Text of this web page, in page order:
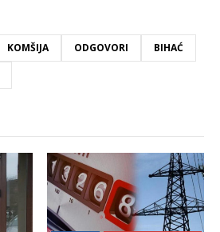
KOMŠIJA ODGOVORI
BIHAĆ